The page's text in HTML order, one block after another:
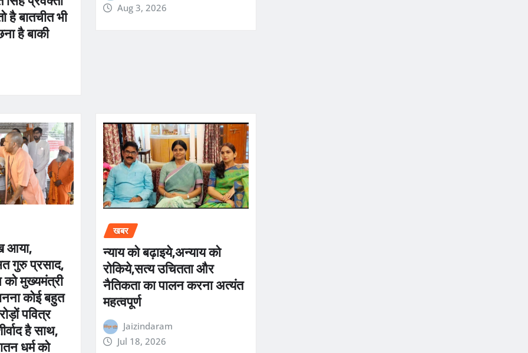
है बातचीत भी
है बाकी
Aug 3, 2026
आया,
गुरु प्रसाद,
को मुख्यमंत्री
कोई बहुत
पवित्र
है साथ,
धर्म को
खबर
न्याय को बढ़ाइये,अन्याय को
रोकिये,सत्य उचितता और
नैतिकता का पालन करना अत्यंत
महत्वपूर्ण
Jaizindaram
Jul 18, 2026